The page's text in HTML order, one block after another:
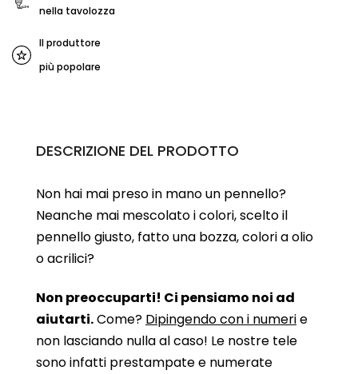
nella tavolozza
Il produttore
più popolare
DESCRIZIONE DEL PRODOTTO
Non hai mai preso in mano un pennello?
Neanche mai mescolato i colori, scelto il
pennello giusto, fatto una bozza, colori a olio
o acrilici?
Non preoccuparti! Ci pensiamo noi ad
aiutarti.Come? Dipingendo con i numerie
non lasciando nulla al caso! Le nostre tele
sono infatti prestampate e numerate